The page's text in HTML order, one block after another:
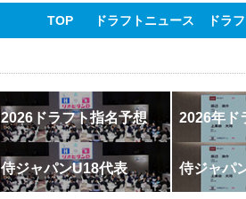
TOP ドラフトニュース ドラ
2026ドラフト指名予想 2026年ド
侍ジャパンU18代表 侍ジャパ